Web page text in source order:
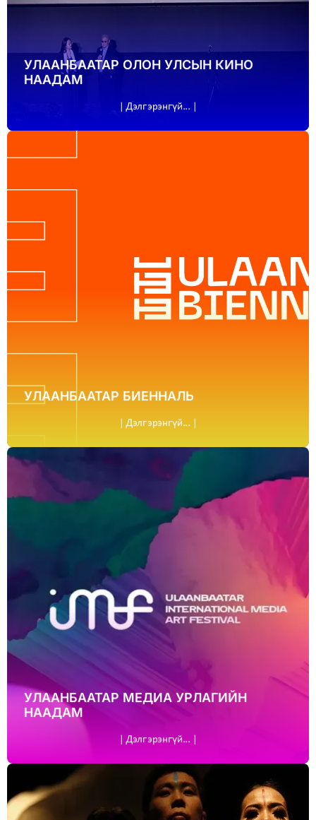
УЛААНБААТАР ОЛОН УЛСЫН КИНО
НААДАМ
| Дэлгэрэнгүй... |
УЛААНБААТАР БИЕННАЛЬ
| Дэлгэрэнгүй... |
УЛААНБААТАР МЕДИА УРЛАГИЙН
НААДАМ
| Дэлгэрэнгүй... |